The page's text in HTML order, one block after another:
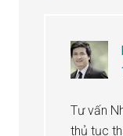
Tư vấn
thủ tục